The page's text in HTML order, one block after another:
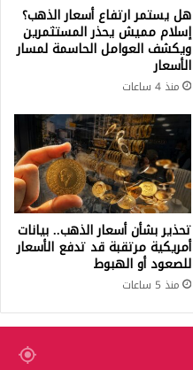
هل يستمر ارتفاع أسعار الذهب؟
إسلام مميش يحذر المستثمرين
ويكشف العوامل الحاسمة لمسار
الأسعار
منذ 4 ساعات
تحذير بشأن أسعار الذهب.. بيانات
أمريكية مرتقبة قد تدفع الأسعار
للصعود أو الهبوط
منذ 5 ساعات